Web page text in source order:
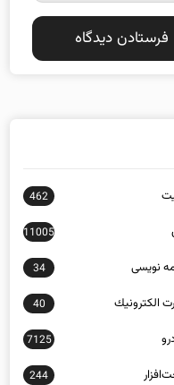
462
11005
نويسی 34
الكترونيك 40
7125
244